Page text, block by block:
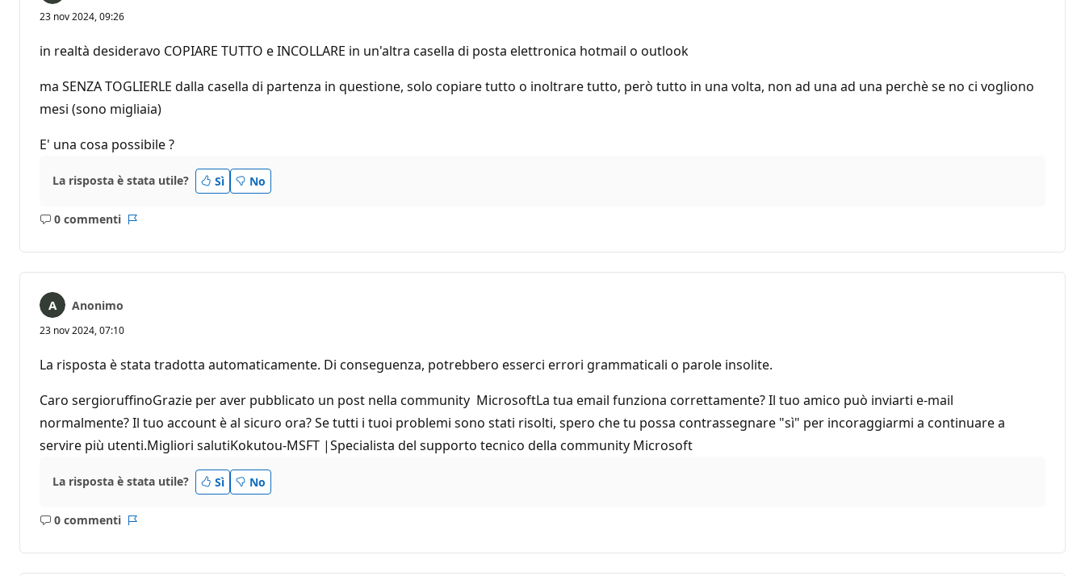
23 nov 2024, 09:26
in realtà desideravo COPIARE TUTTO e INCOLLARE in un'altra casella di posta elettronica hotmail o outlook
ma SENZA TOGLIERLE dalla casella di partenza in questione, solo copiare tutto o inoltrare tutto, però tutto in una volta, non ad una ad una perchè se no ci vogliono
mesi (sono migliaia)
E' una cosa possibile ?
La risposta è stata utile? Sì No
0 commenti
Nessun
Anonimo
23 nov 2024, 07:10
La risposta è stata tradotta automaticamente. Di conseguenza, potrebbero esserci errori grammaticali o parole insolite.
Caro sergioruffinoGrazie per aver pubblicato un post nella community MicrosoftLa tua email funziona correttamente? Il tuo amico può inviarti e-mail
normalmente? Il tuo account è al sicuro ora? Se tutti i tuoi problemi sono stati risolti, spero che tu possa contrassegnare "sì" per incoraggiarmi a continuare a
servire più utenti.Migliori salutiKokutou-MSFT |Specialista del supporto tecnico della community Microsoft
La risposta è stata utile? Sì No
0 commenti
Nessun